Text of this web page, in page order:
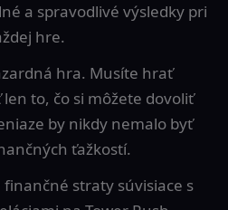
a spravodlivé výsledky pri
hre.
hra. Musíte hrať
to, čo si môžete dovoliť
by nikdy nemalo byť
ťažkostí.
straty súvisiace s